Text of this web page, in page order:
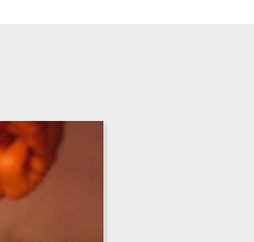
se répand, si bien que les
leur coiffure à leur métier.
coiffures mécaniques...
comme le temps qui passe,